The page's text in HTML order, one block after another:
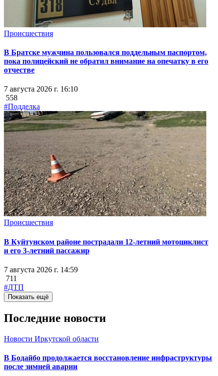
Происшествия
В Братске мужчина пользовался поддельным паспортом,
пока полицейский не обратил внимание на опечатку в его
отчестве
7 августа 2026 г. 16:10
558
#Подделка
Происшествия
В Куйтунском районе пострадали 12-летний мотоциклист
и его 3-летний пассажир
7 августа 2026 г. 14:59
711
#ДТП
Показать ещё
Последние новости
Новости Иркутской области
В Бодайбо продолжается восстановление инфраструктуры
после зимней аварии